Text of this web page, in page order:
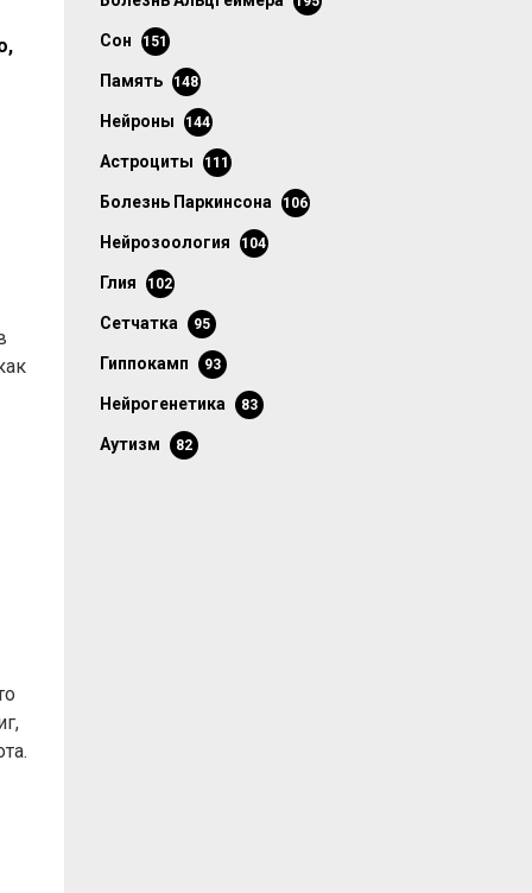
сон 151
память 148
нейроны 144
астроциты 111
болезнь Паркинсона 106
нейрозоология 104
глия 102
сетчатка 95
гиппокамп 93
нейрогенетика 83
аутизм 82